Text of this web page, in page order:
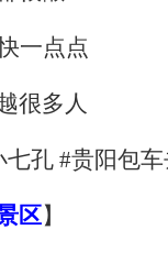
一点点
很多人
孔 #贵阳包
区】